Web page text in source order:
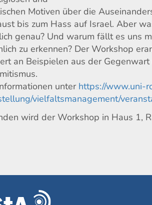
Motiven über die
bis zum Hass auf Israel. Aber
genau? Und warum fällt es uns
zu erkennen? Der Workshop
an Beispielen aus der
unter https://www.uni-
vielfaltsmanagement/
wird der Workshop in Haus 1,